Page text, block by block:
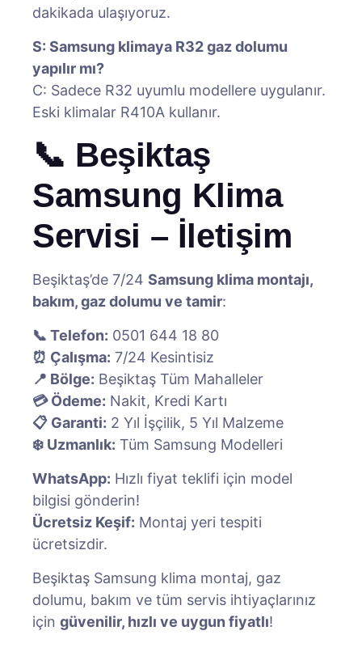
dakikada ulaşıyoruz.
S: Samsung klimaya R32 gaz dolumu
yapılır mı?
C: Sadece R32 uyumlu modellere uygulanır.
Eski klimalar R410A kullanır.
📞 Beşiktaş
Samsung Klima
Servisi – İletişim
Beşiktaş’de 7/24 Samsung klima montajı,
bakım, gaz dolumu ve tamir:
📞 Telefon: 0501 644 18 80
⏰ Çalışma: 7/24 Kesintisiz
📍 Bölge: Beşiktaş Tüm Mahalleler
💳 Ödeme: Nakit, Kredi Kartı
📋 Garanti: 2 Yıl İşçilik, 5 Yıl Malzeme
❄️ Uzmanlık: Tüm Samsung Modelleri
WhatsApp: Hızlı fiyat teklifi için model
bilgisi gönderin!
Ücretsiz Keşif: Montaj yeri tespiti
ücretsizdir.
Beşiktaş Samsung klima montaj, gaz
dolumu, bakım ve tüm servis ihtiyaçlarınız
için güvenilir, hızlı ve uygun fiyatlı!